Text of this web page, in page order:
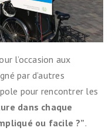
l’occasion aux
par d’autres
pour rencontrer les
dans chaque
ou facile ?”.